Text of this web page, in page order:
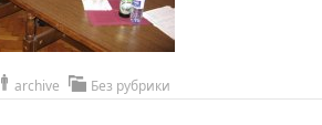
archive Без рубрики